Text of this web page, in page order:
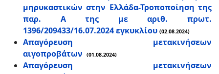
μηρυκαστικών στην Ελλάδα-Τροποποίηση της
παρ. Α της με αριθ. πρωτ.
1396/209433/16.07.2024 εγκυκλίου (02.08.2024)
Απαγόρευση μετακινήσεων
αιγοπροβάτων
(01.08.2024)
Απαγόρευση μετακινήσεων